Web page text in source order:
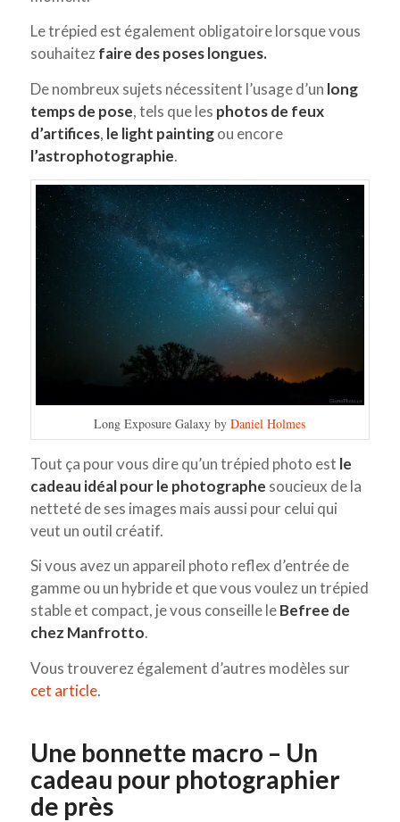
Le trépied est également obligatoire lorsque vous
souhaitezfaire des poses longues.
De nombreux sujets nécessitent l’usage d’un long
temps de pose, tels que les photos de feux
d’artifices, le light paintingou encore
l’astrophotographie.
Long Exposure Galaxy byDaniel Holmes
Tout ça pour vous dire qu’un trépied photo est le
cadeau idéal pour le photographe soucieux de la
netteté de ses images mais aussi pour celui qui
veut un outil créatif.
Si vous avez un appareil photo reflex d’entrée de
gamme ou un hybride et que vous voulez un trépied
stable et compact, je vous conseille leBefree de
chez Manfrotto.
Vous trouverez également d’autres modèles sur
cet article.
Une bonnette macro – Un
cadeau pour photographier
de près